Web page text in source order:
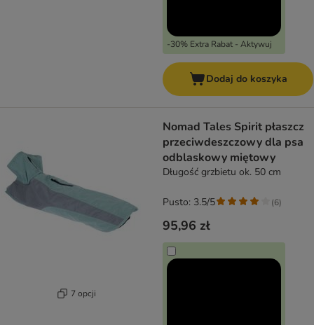
-30% Extra Rabat - Aktywuj
Dodaj do koszyka
7 opcji
Nomad Tales Spirit płaszcz
przeciwdeszczowy dla psa
odblaskowy miętowy
Długość grzbietu ok. 50 cm
95,96 zł
Pusto: 3.5/5 (6)